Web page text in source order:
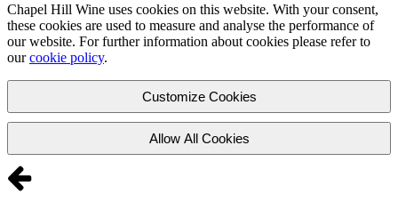
Chapel Hill Wine uses cookies on this website. With your consent,
these cookies are used to measure and analyse the performance of
our website. For further information about cookies please refer to
ourcookie policy.
Customize Cookies
Allow All Cookies